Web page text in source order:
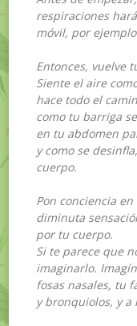
respiraciones
móvil, por
Entonces, vuelve
Siente el aire
hace todo el
como tu barriga
en tu abdomen
y como se
cuerpo.
Pon conciencia
diminuta
por tu cuerpo.
Si te parece que
imaginarlo.
fosas nasales, tu
y bronquiolos, y a